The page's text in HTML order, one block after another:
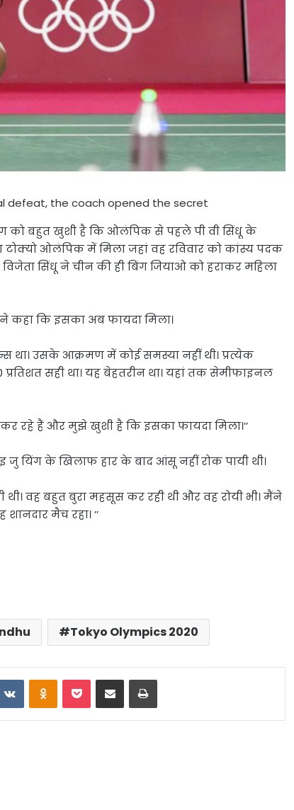
defeat, the coach opened the secret
को बहुत खुशी है कि ओलंपिक से पहले पी वी सिंधू के
ओलंपिक में मिला जहां वह रविवार को कांस्य पदक
सिंधू ने चीन की ही बिंग जियाओ को हराकर महिला
कहा कि इसका अब फायदा मिला।
था। उसके आक्रमण में कोई समस्या नहीं थी। प्रत्येक
सही था। यह बेहतरीन था। यहां तक सेमीफाइनल
रहे हैं और मुझे खुशी है कि इसका फायदा मिला।’’
जु यिंग के खिलाफ हार के बाद आंसू नहीं रोक पायी थी।
वह बहुत बुरा महसूस कर रही थी और वह रोयी भी। मैंने
मैच रहा। ’’
Tokyo Olympics 2020
VKontakteOdnoklassniki
PocketShare via Email Print